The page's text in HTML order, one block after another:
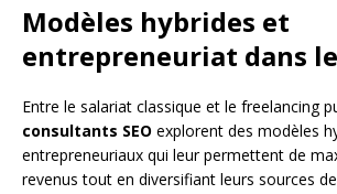
Modèles hybrides et
entrepreneuriat dans le
Entre le salariat classique et le freelancing
consultants SEO explorent des modèles
entrepreneuriaux qui leur permettent de
revenus tout en diversifiant leurs sources